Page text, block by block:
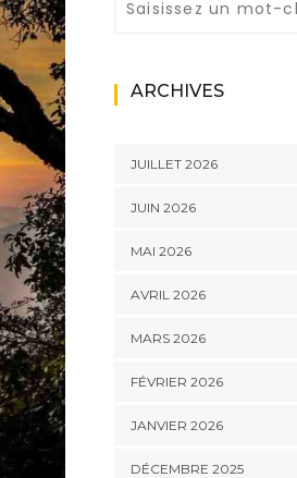
ARCHIVES
JUILLET 2026
JUIN 2026
MAI 2026
AVRIL 2026
MARS 2026
FÉVRIER 2026
JANVIER 2026
DÉCEMBRE 2025